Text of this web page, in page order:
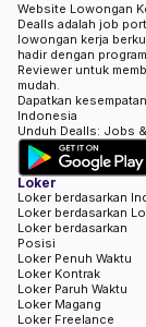
Website Lowongan
Dealls adalah job
lowongan kerja
hadir dengan
Reviewer untuk
mudah.
Dapatkan
Indonesia
Unduh Dealls: Jobs
Loker
Loker berdasarkan
Loker berdasarkan
Loker berdasarkan
Posisi
Loker Penuh Waktu
Loker Kontrak
Loker Paruh Waktu
Loker Magang
Loker Freelance